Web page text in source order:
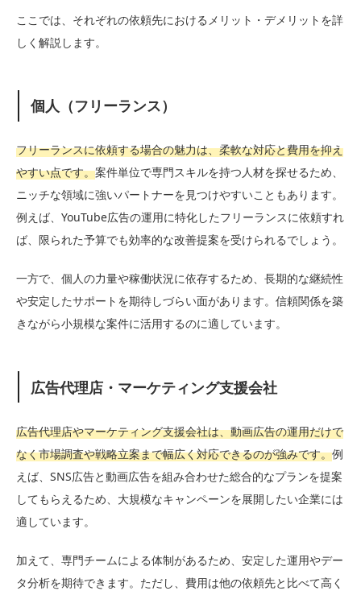
ここでは、それぞれの依頼先におけるメリット・デメリットを詳
しく解説します。
個人（フリーランス）
フリーランスに依頼する場合の魅力は、柔軟な対応と費用を抑え
やすい点です。案件単位で専門スキルを持つ人材を探せるため、
ニッチな領域に強いパートナーを見つけやすいこともあります。
例えば、YouTube広告の運用に特化したフリーランスに依頼すれ
ば、限られた予算でも効率的な改善提案を受けられるでしょう。
一方で、個人の力量や稼働状況に依存するため、長期的な継続性
や安定したサポートを期待しづらい面があります。信頼関係を築
きながら小規模な案件に活用するのに適しています。
広告代理店・マーケティング支援会社
広告代理店やマーケティング支援会社は、動画広告の運用だけで
なく市場調査や戦略立案まで幅広く対応できるのが強みです。例
えば、SNS広告と動画広告を組み合わせた総合的なプランを提案
してもらえるため、大規模なキャンペーンを展開したい企業には
適しています。
加えて、専門チームによる体制があるため、安定した運用やデー
タ分析を期待できます。ただし、費用は他の依頼先と比べて高く